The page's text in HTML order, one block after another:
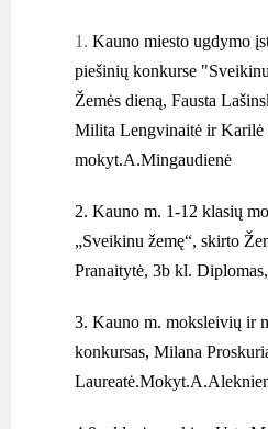
1. Kauno miesto ugdymo
piešinių konkurse
Žemės dieną, Fausta
Milita Lengvinaitė ir Karilė
mokyt.A.Mingaudienė
2. Kauno m. 1-12 klasių
„Sveikinu žemę“, skirto
Pranaitytė, 3b kl.
3. Kauno m. moksleivių ir
konkursas, Milana